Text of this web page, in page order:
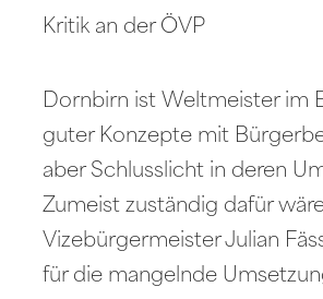
Kritik an der ÖVP
Dornbirn ist Weltmeister im
guter Konzepte mit
aber Schlusslicht in deren
Zumeist zuständig dafür
Vizebürgermeister Julian
für die mangelnde